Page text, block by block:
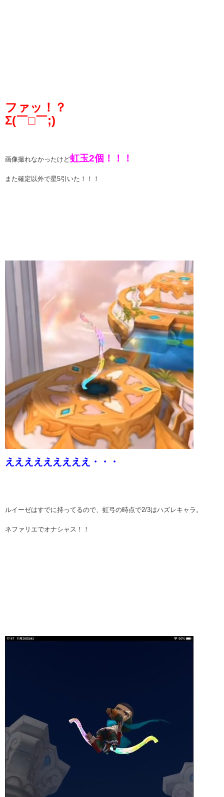
ファッ！？
Σ(￣□￣;)
画像撮れなかったけど虹玉2個！！！
また確定以外で星5引いた！！！
えええええええええ・・・
ルイーゼはすでに持ってるので、虹弓の時点で2/3はハズレキャラ。
ネファリエでオナシャス！！